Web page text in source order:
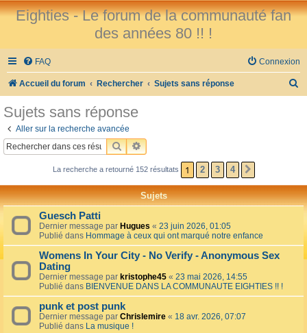
Eighties - Le forum de la communauté fan
des années 80 !! !
FAQ Connexion
Accueil du forum Rechercher Sujets sans réponse
h
r
Sujets sans réponse
Aller sur la recherche avancée
RECHERCHER
RECHERCHE AVANCÉE
La recherche a retourné 152 résultats 1 2 3 4
Sujets
Guesch Patti
Dernier message par Hugues « 23 juin 2026, 01:05
Publié dans Hommage à ceux qui ont marqué notre enfance
Womens In Your City - No Verify - Anonymous Sex
Dating
Dernier message par kristophe45 « 23 mai 2026, 14:55
Publié dans BIENVENUE DANS LA COMMUNAUTE EIGHTIES !! !
punk et post punk
Dernier message par Chrislemire « 18 avr. 2026, 07:07
Publié dans La musique !